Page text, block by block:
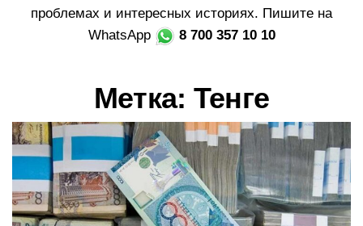
ц
и
ю
проблемах и интересных историях. Пишите на
WhatsApp
8 700 357 10 10
Метка: Тенге